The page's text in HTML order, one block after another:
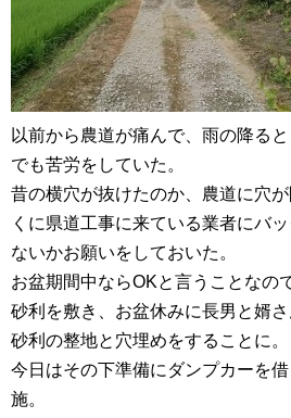
以前から農道が痛んで、雨の降る
でも苦労をしていた。
昔の横穴が抜けたのか、農道に穴
くに県道工事に来ている業者にバ
ないかお願いをしておいた。
お盆期間中ならOKと言うことなの
砂利を敷き、お盆休みに長男と婿
砂利の整地と穴埋めをすることに。
今日はその下準備にダンプカーを
施。